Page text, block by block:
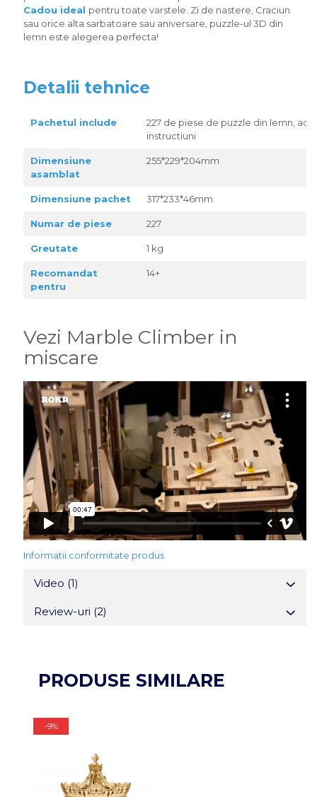
Cadou ideal pentru toate varstele. Zi de nastere, Craciun
sau orice alta sarbatoare sau aniversare, puzzle-ul 3D din
lemn este alegerea perfecta!
Detalii tehnice
Pachetul include
227 de piese de puzzle din lemn,
instructiuni
Dimensiune
asamblat
255*229*204mm
Dimensiune pachet 317*233*46mm
Numar de piese 227
Greutate 1 kg
Recomandat
pentru
14+
Vezi Marble Climber in
miscare
Informatii conformitate produs
Video (1)
Review-uri (2)
PRODUSE SIMILARE
-9%